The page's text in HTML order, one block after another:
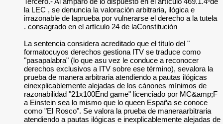
la LEC , se
irrazonable de
consagrado en el
" La sentencia
formatocuyos
"pasapalabra" (lo
derechos
prueba de manera
razonabilidad
a Einstein sea lo
como "El Rosco".
atendiendo a